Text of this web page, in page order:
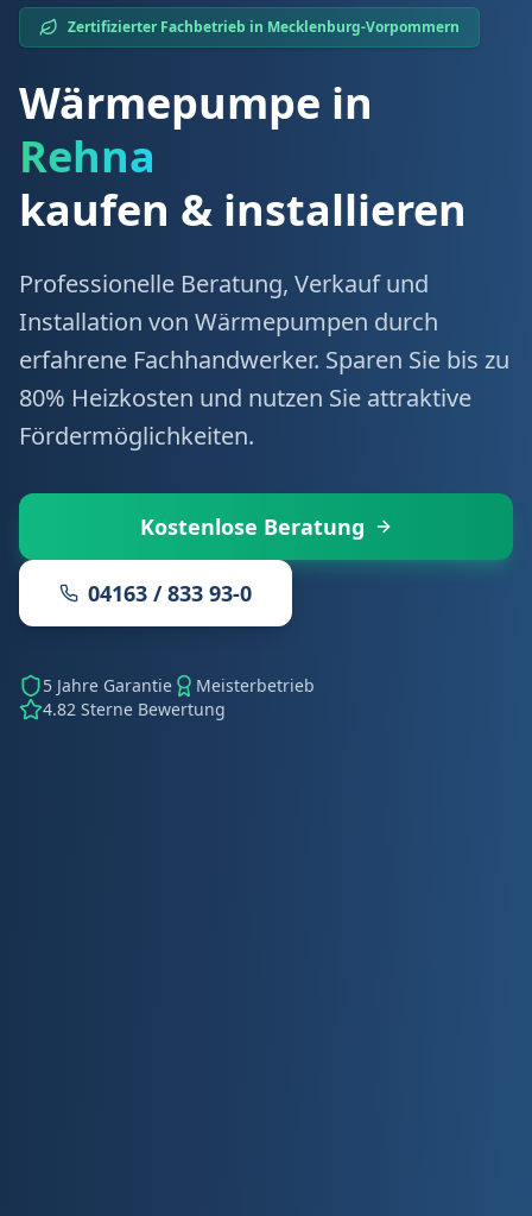
Zertifizierter Fachbetrieb in Mecklenburg-Vorpommern
Wärmepumpe in
Rehna
kaufen & installieren
Professionelle Beratung, Verkauf und
Installation von Wärmepumpen durch
erfahrene Fachhandwerker. Sparen Sie bis zu
80% Heizkosten und nutzen Sie attraktive
Fördermöglichkeiten.
Kostenlose Beratung
04163 / 833 93-0
5 Jahre Garantie
Meisterbetrieb
4.82 Sterne Bewertung